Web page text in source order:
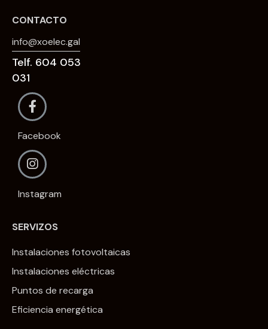
CONTACTO
info@xoelec.gal
Telf. 604 053
031
Facebook
Instagram
SERVIZOS
Instalaciones fotovoltaicas
Instalaciones eléctricas
Puntos de recarga
Eficiencia energética